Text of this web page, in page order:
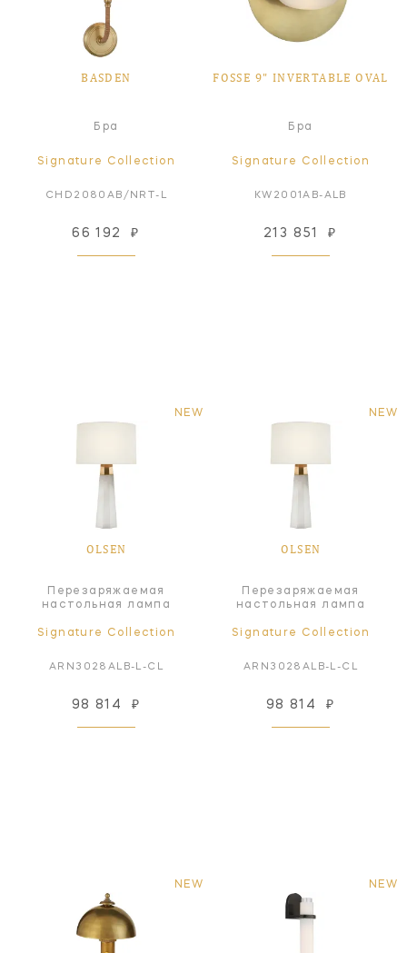
BASDEN
Бра
Signature Collection
CHD2080AB/NRT-L
66 192 ₽
FOSSE 9" INVERTABLE OVAL
Бра
Signature Collection
KW2001AB-ALB
213 851 ₽
NEW
OLSEN
Перезаряжаемая
настольная лампа
Signature Collection
ARN3028ALB-L-CL
98 814 ₽
NEW
OLSEN
Перезаряжаемая
настольная лампа
Signature Collection
ARN3028ALB-L-CL
98 814 ₽
NEW NEW